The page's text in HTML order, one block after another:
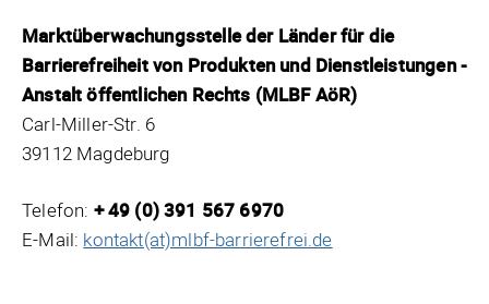
Marktüberwachungsstelle der Länder für die
Barrierefreiheit von Produkten und Dienstleistungen -
Anstalt öffentlichen Rechts (MLBF AöR)
Carl-Miller-Str. 6
39112 Magdeburg
Telefon: + 49 (0) 391 567 6970
E-Mail: kontakt(at)mlbf-barrierefrei.de